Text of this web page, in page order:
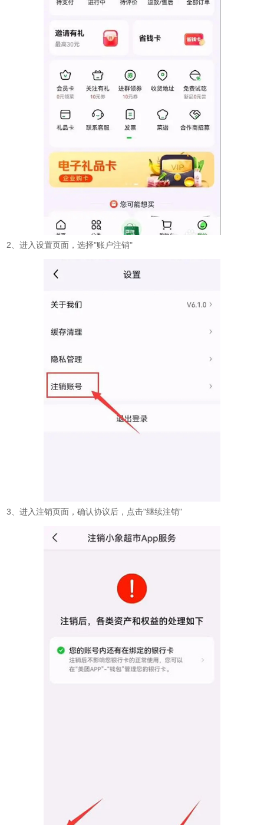
2、进入设置页面，选择"账户注销"
3、进入注销页面，确认协议后，点击"继续注销"